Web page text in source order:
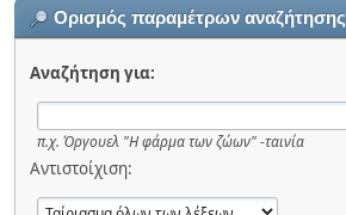
Ορισμός παραμέτρων αναζήτησης
Αναζήτηση για:
π.χ. Όργουελ "Η φάρμα των ζώων" -ταινία
Αντιστοίχιση: